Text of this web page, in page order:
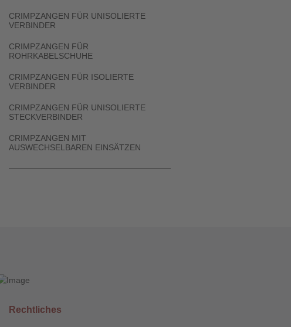
CRIMPZANGEN FÜR UNISOLIERTE
VERBINDER
CRIMPZANGEN FÜR
ROHRKABELSCHUHE
CRIMPZANGEN FÜR ISOLIERTE
VERBINDER
CRIMPZANGEN FÜR UNISOLIERTE
STECKVERBINDER
CRIMPZANGEN MIT
AUSWECHSELBAREN EINSÄTZEN
Rechtliches